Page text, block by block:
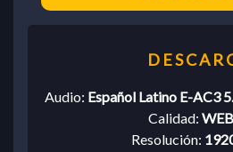
Audio: Español Latino E-AC3
Calidad:
Resolución: